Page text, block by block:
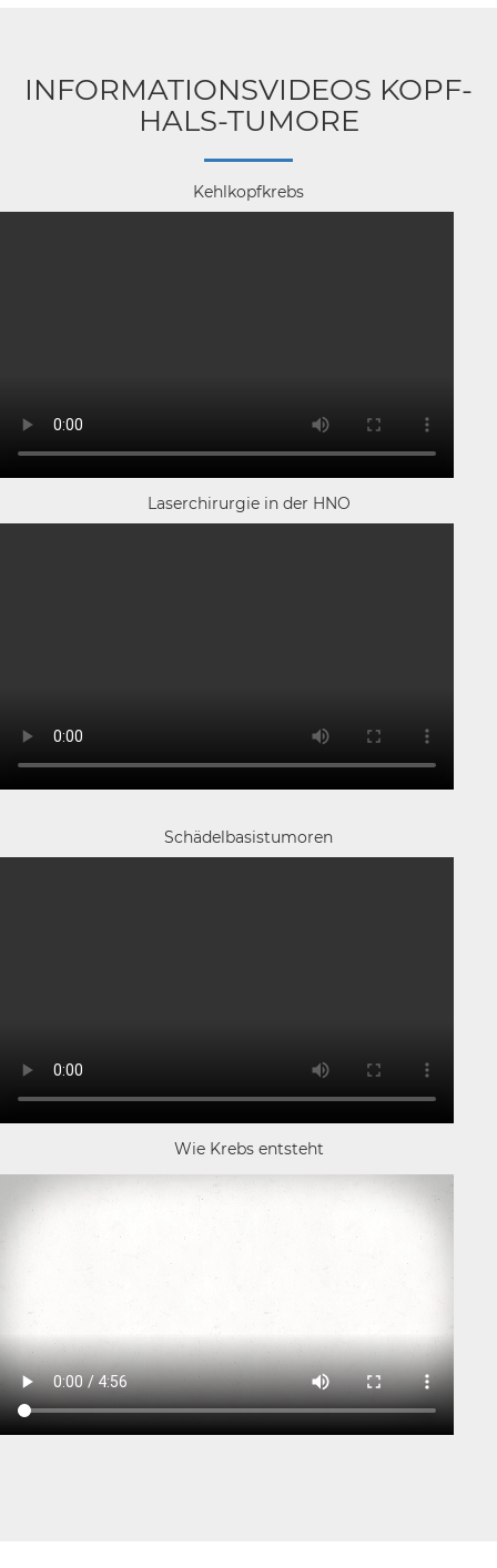
INFORMATIONSVIDEOS KOPF-
HALS-TUMORE
Kehlkopfkrebs
Laserchirurgie in der HNO
Schädelbasistumoren
Wie Krebs entsteht